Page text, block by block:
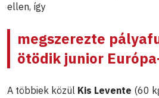
ellen, így
megszerezte
ötödik junior
A többiek közül Kis Levente (60